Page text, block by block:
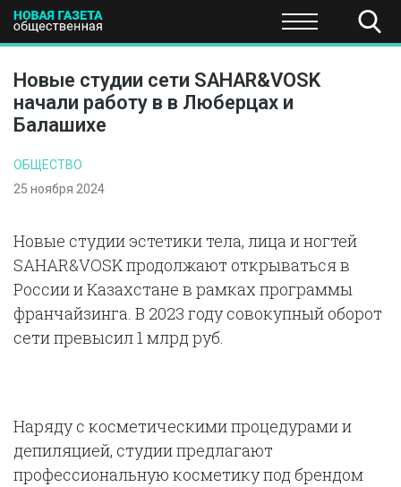
ПОЛИТИКА ЭКОНОМИКА НАУКА И
Новые студии сети SAHAR&VOSK
начали работу в в Люберцах и
Балашихе
ОБЩЕСТВО
25 ноября 2024
Новые студии эстетики тела, лица и ногтей
SAHAR&VOSK продолжают открываться в
России и Казахстане в рамках программы
франчайзинга. В 2023 году совокупный оборот
сети превысил 1 млрд руб.
Наряду с косметическими процедурами и
депиляцией, студии предлагают
профессиональную косметику под брендом